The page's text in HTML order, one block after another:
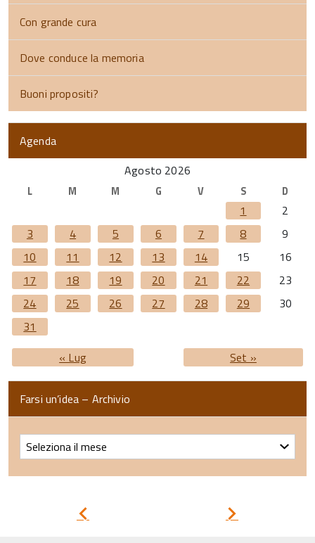
Con grande cura
Dove conduce la memoria
Buoni propositi?
Agenda
Agosto 2026
L M M G V S D
1
2
3
4 5 6 7 8
9
10
11 12 13 14 15
16
17
18 19 20 21 22
23
24
25 26 27 28 29
30
31
« Lug
Set »
Farsi un’idea – Archivio
Farsi
un’idea
–
Archivio